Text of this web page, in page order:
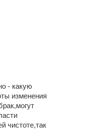
- какую
изменения
чистоте,так